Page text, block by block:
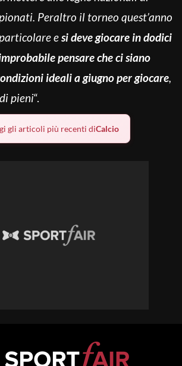
Peraltro il torneo quest’anno
esi deve giocare in dodici
pensare che ci siano
ideali a giugno per giocare,
pieni“.
gli articoli più recenti diCalcio